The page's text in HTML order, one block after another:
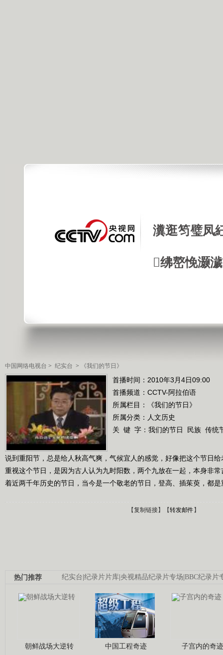
瀵逛笉璧凤
绋嶅悗灏
中国网络电视台 > 纪实台 > 《我们的节日》
首播时间：2010年3月4日09:00
首播频道： CCTV-阿拉伯语
所属栏目：
《我们的节日》
所属分类：人文历史
关 键 字： 我们的节日 民族 传统
说到重阳节，总是给人秋高气爽，气候宜人的感觉，好像把这个节日
重视这个节日，是因为古人认为九时阳数，两个九放在一起，本身非
着近两千年历史的节日，当今是一个敬老的节日，登高、插茱萸，都
【复制链接】【转发邮件】
纪实台|纪录片片库|央视精品纪录片专场|BBC纪录片
热门推荐
朝鲜战场大逆转 中国工程奇迹 子宫内的奇迹